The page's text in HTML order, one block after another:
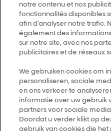
Trouver un salon
Follow us
L’Oréal Professionnel
14, rue Royale 75008 PARIS
consumercareNL@loreal.com
notre contenu et nos
fonctionnalités disponibles
afin d’analyser notre trafic.
également des
sur notre site, avec nos
publicitaires et de réseaux
We gebruiken cookies om
personaliseren, sociale
en ons verkeer te
informatie over uw gebruik
partners voor sociale
Doordat u verder klikt op
gebruik van cookies die